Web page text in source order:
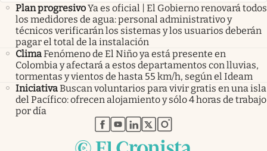
Plan progresivoYa es oficial | El Gobierno renovará todos
los medidores de agua: personal administrativo y
técnicos verificarán los sistemas y los usuarios deberán
pagar el total de la instalación
ClimaFenómeno de El Niño ya está presente en
Colombia y afectará a estos departamentos con lluvias,
tormentas y vientos de hasta 55 km/h, según el Ideam
IniciativaBuscan voluntarios para vivir gratis en una isla
del Pacífico: ofrecen alojamiento y sólo 4 horas de trabajo
por día
abre en nueva pestaña
abre en nueva pestaña
abre en nueva pestaña
abre en nueva pestaña
abre en nueva pestaña